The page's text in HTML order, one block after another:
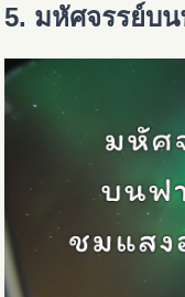
5. มหัศจรรย์บ